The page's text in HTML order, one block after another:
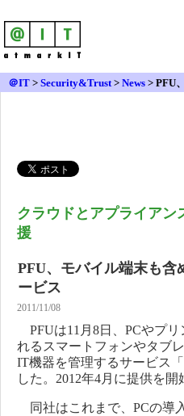
＠IT > Security&Trust> News > PFU
クラウドとアプライアン
援
PFU、モバイル端末も
ービス
2011/11/08
PFUは11月8日、PCやプリ
れるスマートフォンやタブ
IT機器を管理するサービス
した。2012年4月に提供を開
同社はこれまで、PCの導